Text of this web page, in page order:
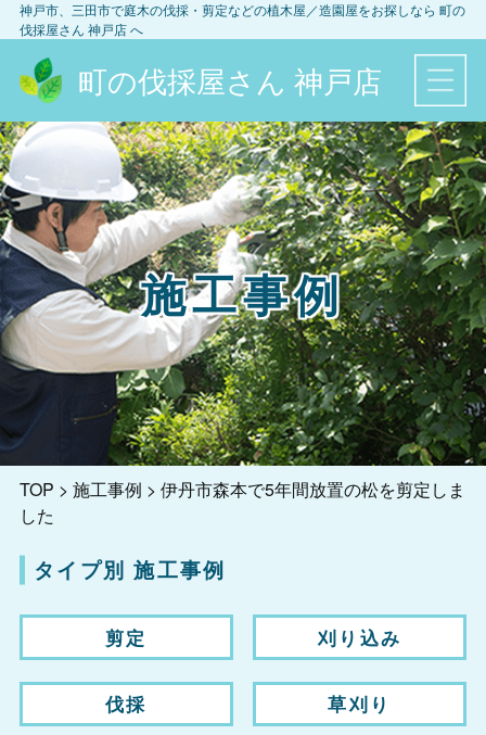
神戸市、三田市で庭木の伐採・剪定などの植木屋／造園屋をお探しなら 町の
伐採屋さん 神戸店へ
町の伐採屋さん 神戸店
施工事例
TOP > 施工事例 > 伊丹市森本で5年間放置の松を剪定しま
した
タイプ別 施工事例
剪定 刈り込み
伐採 草刈り